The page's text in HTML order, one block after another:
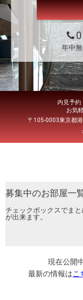
年中
内見予約
お気
〒105-0003東京都
募集中のお部屋一
チェックボックスでま
が出来ます。
現在公開
最新の情報はこ